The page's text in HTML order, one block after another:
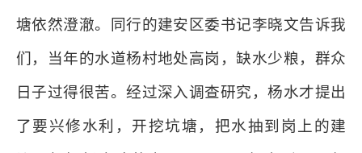
塘依然澄澈。同行的建安区委书记李晓文告诉我
们，当年的水道杨村地处高岗，缺水少粮，群众
日子过得很苦。经过深入调查研究，杨水才提出
了要兴修水利，开挖坑塘，把水抽到岗上的建